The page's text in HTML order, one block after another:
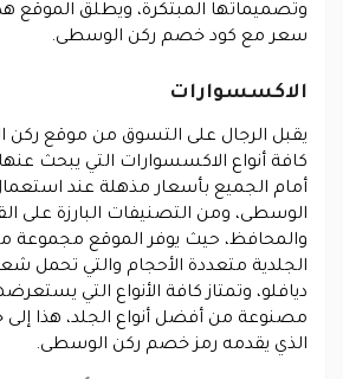
وتصميماتها المبتكرة، ويطلق الموقع
سعر مع كود خصم ركن الوسطى.
الاكسسوارات
يقبل الرجال على التسوق من موقع ركن
كافة أنواع الاكسسوارات التي يبحث عنها
أمام الجميع بأسعار مذهلة عند
الوسطى، ومن التصنيفات البارزة على
والمحافظ، حيث يوفر الموقع مجموعة
الجلدية متعددة الأحجام والتي تحمل
ديافلو، وتمتاز كافة الأنواع التي
مصنوعة من أفضل أنواع الجلد، هذا إلى
الذي يقدمه رمز خصم ركن الوسطى.